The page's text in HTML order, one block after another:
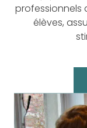
professionnels
élèves,